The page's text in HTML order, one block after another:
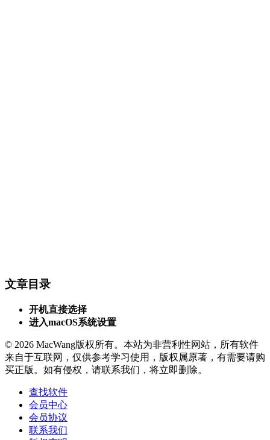
文章目录
开机直接选择
进入macOS系统设置
© 2026 MacWang版权所有。本站为非营利性网站，所有软件
来自于互联网，仅供参考学习使用，版权属原著，有需要请购
买正版。如有侵权，请联系我们，将立即删除。
查找软件
会员中心
会员协议
联系我们